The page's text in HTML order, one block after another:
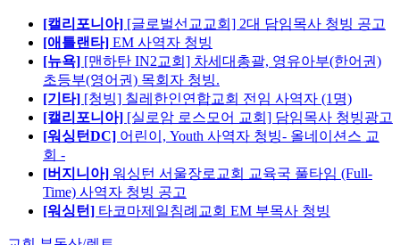
[캘리포니아] [글로벌선교교회] 2대 담임목사 청빙 공고
[애틀랜타] EM 사역자 청빙
[뉴욕] [맨하탄 IN2교회] 차세대총괄, 영유아부(한어권)
초등부(영어권) 목회자 청빙.
[기타] [청빙] 칠레한인연합교회 전임 사역자 (1명)
[캘리포니아] [실로암 로스모어 교회] 담임목사 청빙광고
[워싱턴DC] 어린이, Youth 사역자 청빙- 올네이션스 교
회 -
[버지니아] 워싱턴 서울장로교회 교육국 풀타임 (Full-
Time) 사역자 청빙 공고
[워싱턴] 타코마제일침례교회 EM 부목사 청빙